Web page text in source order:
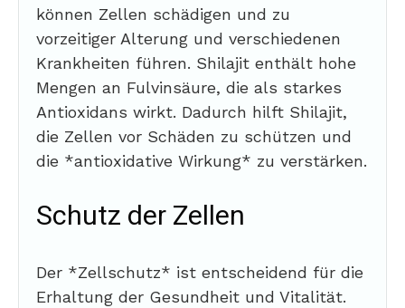
können Zellen schädigen und zu
vorzeitiger Alterung und verschiedenen
Krankheiten führen. Shilajit enthält hohe
Mengen an Fulvinsäure, die als starkes
Antioxidans wirkt. Dadurch hilft Shilajit,
die Zellen vor Schäden zu schützen und
die *antioxidative Wirkung* zu verstärken.
Schutz der Zellen
Der *Zellschutz* ist entscheidend für die
Erhaltung der Gesundheit und Vitalität.